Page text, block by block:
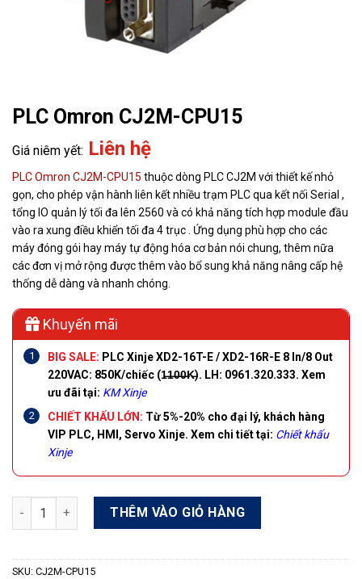
PLC Omron CJ2M-CPU15
Liên hệ
PLC Omron CJ2M-CPU15 thuộc dòng PLC CJ2M với thiết kế nhỏ
gọn, cho phép vận hành liên kết nhiều trạm PLC qua kết nối Serial ,
tổng IO quản lý tối đa lên 2560 và có khả năng tích hợp module đầu
vào ra xung điều khiển tối đa 4 trục . Ứng dụng phù hợp cho các
máy đóng gói hay máy tự động hóa cơ bản nói chung, thêm nữa
các đơn vị mở rộng được thêm vào bổ sung khả năng nâng cấp hệ
thống dễ dàng và nhanh chóng.
Khuyến mãi
BIG SALE: PLC Xinje XD2-16T-E / XD2-16R-E 8 In/8 Out
220VAC: 850K/chiếc (1̶1̶0̶0̶K̶). LH: 0961.320.333. Xem
ưu đãi tại: KM Xinje
CHIẾT KHẤU LỚN: Từ 5%-20% cho đại lý, khách hàng
VIP PLC, HMI, Servo Xinje.Xem chi tiết tại: Chiết khấu
Xinje
PLC Omron CJ2M-CPU15 số lượng
THÊM VÀO GIỎ HÀNG
SKU: CJ2M-CPU15